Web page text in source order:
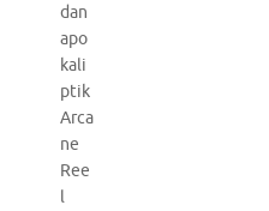
dan
apo
kali
ptik
Arca
ne
Ree
l